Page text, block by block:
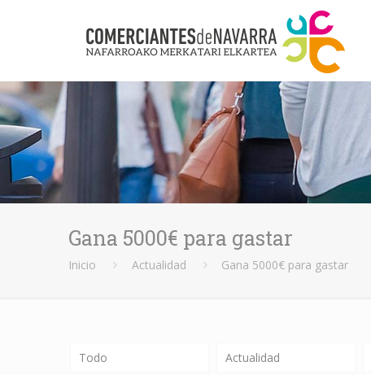
Gana 5000€ para gastar
Inicio Actualidad Gana 5000€ para gastar
Todo Actualidad